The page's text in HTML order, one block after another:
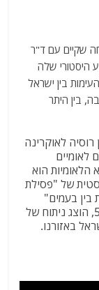
שקיים עם ד"ר
היסטורי שלה
בין ישראל
ב־27.02.2022 ועלו בה, בין היתר
לאוקרינה
לאומיים
הוא
של "פסילת
בין בעמים"
לקראת סוף הפגישה, החל מהדקה ה-55, הוצג ניתוח של
באזורנו.